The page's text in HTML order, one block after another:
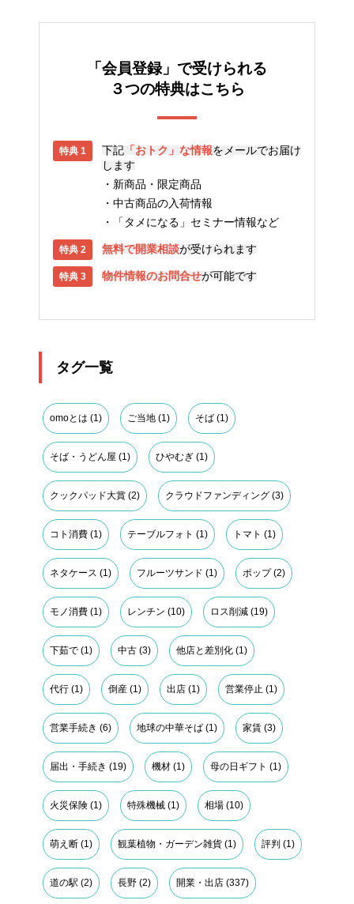
「会員登録」で受けられる
３つの特典はこちら
下記 「おトク」な情報をメールでお届け
します
新商品・限定商品
中古商品の入荷情報
「タメになる」セミナー情報など
無料で開業相談が受けられます
物件情報のお問合せが可能です
タグ一覧
omoとは (1) ご当地 (1) そば (1)
そば・うどん屋 (1) ひやむぎ (1)
クックパッド大賞 (2) クラウドファンディング (3)
コト消費 (1) テーブルフォト (1) トマト (1)
ネタケース (1) フルーツサンド (1) ポップ(2)
モノ消費 (1) レンチン (10) ロス削減 (19)
下茹で (1) 中古 (3) 他店と差別化 (1)
代行 (1) 倒産 (1) 出店 (1) 営業停止 (1)
営業手続き (6) 地球の中華そば (1) 家賃 (3)
届出・手続き (19) 機材 (1) 母の日ギフト (1)
火災保険 (1) 特殊機械 (1) 相場 (10)
萌え断 (1) 観葉植物・ガーデン雑貨 (1) 評判 (1)
道の駅 (2) 長野 (2) 開業・出店 (337)